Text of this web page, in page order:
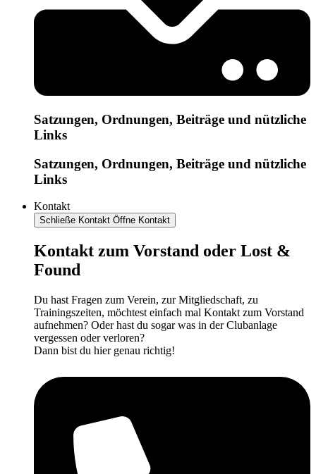
Satzungen, Ordnungen, Beiträge und nützliche
Links
Satzungen, Ordnungen, Beiträge und nützliche
Links
Kontakt
Schließe Kontakt Öffne Kontakt
Kontakt zum Vorstand oder Lost &
Found
Du hast Fragen zum Verein, zur Mitgliedschaft, zu
Trainingszeiten, möchtest einfach mal Kontakt zum Vorstand
aufnehmen? Oder hast du sogar was in der Clubanlage
vergessen oder verloren?
Dann bist du hier genau richtig!